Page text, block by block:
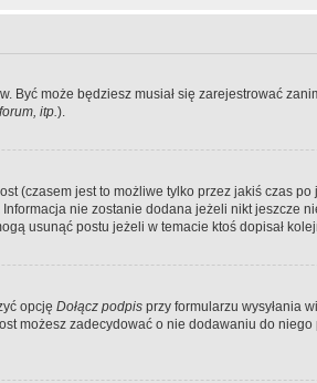
może będziesz musiał się zarejestrować
itp.).
(czasem jest to możliwe tylko przez jakiś czas
nie zostanie dodana jeżeli nikt jeszcze
usunąć postu jeżeli w temacie ktoś dopisał
opcję Dołącz podpis przy formularzu wysyłania
możesz zadecydować o nie dodawaniu do